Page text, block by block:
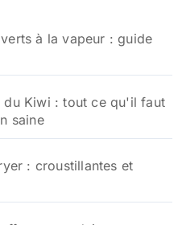
à la vapeur : guide
du Kiwi : tout ce qu'il faut
saine
: croustillantes et